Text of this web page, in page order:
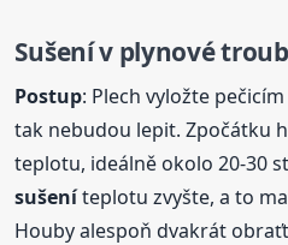
Sušenív plynové
Postup: Plech vyložte
tak nebudou lepit. Zpočátku
teplotu, ideálně okolo 20-30
sušeníteplotu zvyšte, a to
Houby alespoň dvakrát